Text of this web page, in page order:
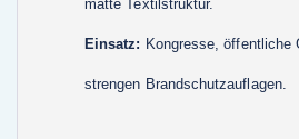
matte Textilstruktur.
Einsatz: Kongresse, öffentliche
strengen Brandschutzauflagen.